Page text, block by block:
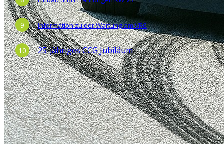
Information zu der Wartung am VR6
25-jähriges CCG Jubiläum